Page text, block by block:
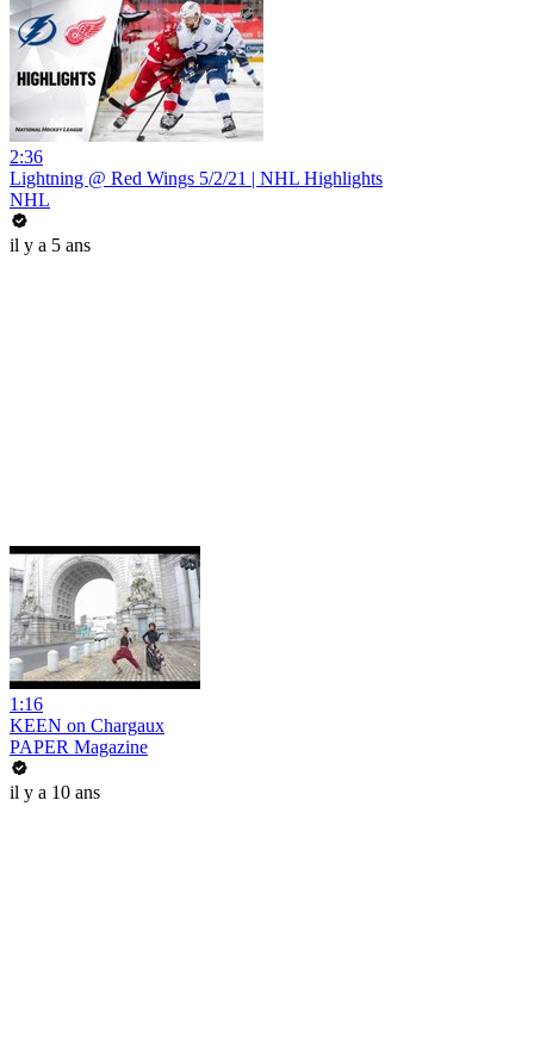
2:36
Lightning @ Red Wings 5/2/21 | NHL Highlights
NHL
il y a 5 ans
1:16
KEEN on Chargaux
PAPER Magazine
il y a 10 ans